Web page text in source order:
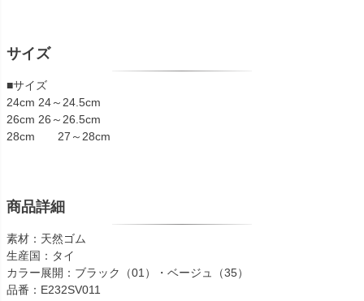
サイズ
■サイズ
24cm 24～24.5cm
26cm 26～26.5cm
28cm 27～28cm
商品詳細
素材：天然ゴム
生産国：タイ
カラー展開：ブラック（01）・ベージュ（35）
品番：E232SV011